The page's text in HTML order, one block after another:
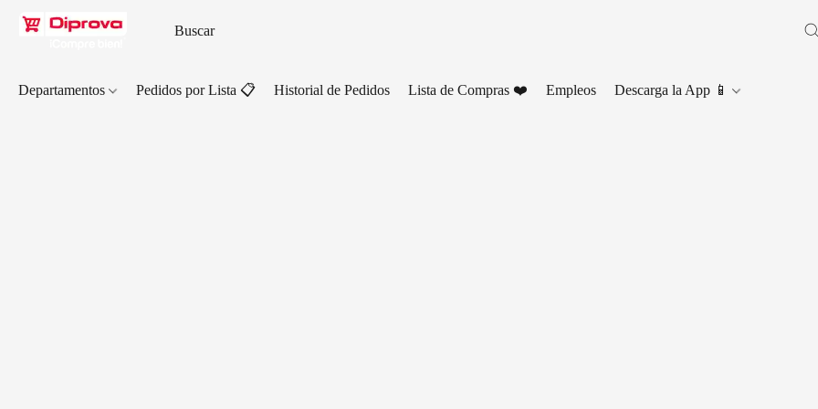
Departamentos Pedidos por Lista 📋 Historial de Pedidos Lista de Compras ❤️ Empleos Descarga la App 📱